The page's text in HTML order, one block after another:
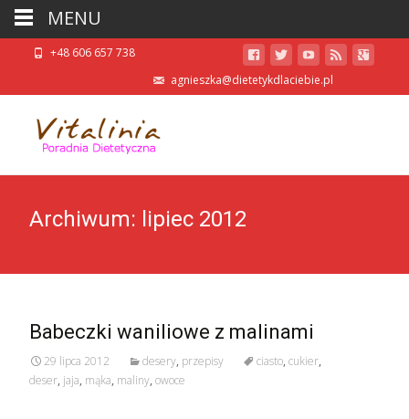
+48 606 657 738
agnieszka@dietetykdlaciebie.pl
Archiwum: lipiec 2012
Babeczki waniliowe z malinami
29 lipca 2012 desery, przepisy ciasto, cukier,
deser, jaja, mąka, maliny, owoce
MENU